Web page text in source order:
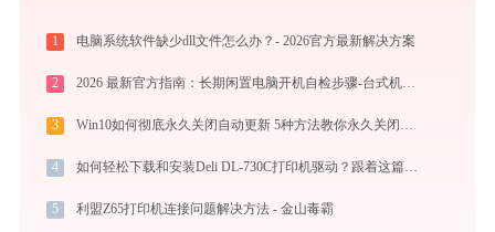
1 电脑系统软件缺少dll文件怎么办？- 2026官方最新解决方案
2 2026 最新官方指南：长期闲置电脑开机自检步骤-台式机笔记本节后避故障流程
3 Win10如何彻底永久关闭自动更新 5种方法教你永久关闭win10自动更新
4 如何轻松下载和安装Deli DL-730C打印机驱动？跟着这篇指南走
5 利盟Z65打印机连接问题解决方法 - 金山毒霸